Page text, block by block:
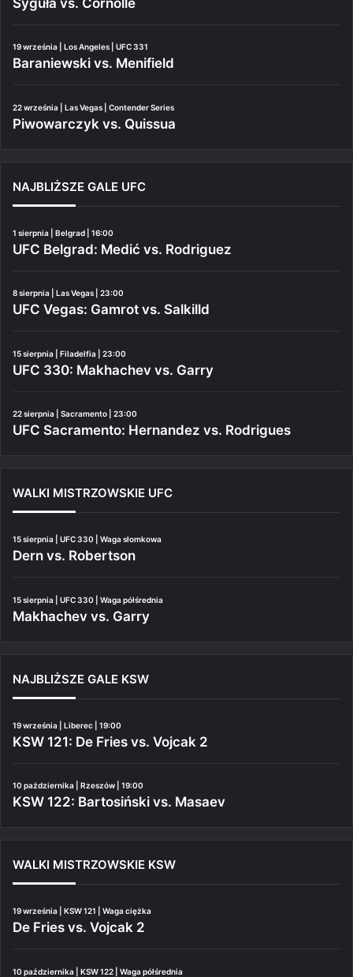
19 września | Los Angeles | UFC 331
Baraniewski vs. Menifield
22 września | Las Vegas | Contender Series
Piwowarczyk vs. Quissua
NAJBLIŻSZE GALE UFC
1 sierpnia | Belgrad | 16:00
UFC Belgrad: Medić vs. Rodriguez
8 sierpnia | Las Vegas | 23:00
UFC Vegas: Gamrot vs. Salkilld
15 sierpnia | Filadelfia | 23:00
UFC 330: Makhachev vs. Garry
22 sierpnia | Sacramento | 23:00
UFC Sacramento: Hernandez vs. Rodrigues
WALKI MISTRZOWSKIE UFC
15 sierpnia | UFC 330 | Waga słomkowa
Dern vs. Robertson
15 sierpnia | UFC 330 | Waga półśrednia
Makhachev vs. Garry
NAJBLIŻSZE GALE KSW
19 września | Liberec | 19:00
KSW 121: De Fries vs. Vojcak 2
10 października | Rzeszów | 19:00
KSW 122: Bartosiński vs. Masaev
WALKI MISTRZOWSKIE KSW
19 września | KSW 121 | Waga ciężka
De Fries vs. Vojcak 2
10 października | KSW 122 | Waga półśrednia